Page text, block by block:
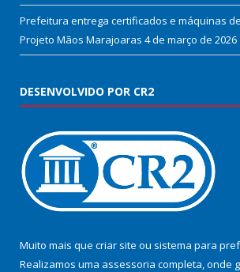
Prefeitura entrega certificados e máquinas
Projeto Mãos Marajoaras 4 de março de 2026
DESENVOLVIDO POR CR2
Muito mais que criar site ou sistema para
Realizamos uma assessoria completa, onde